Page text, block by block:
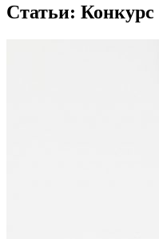
Статьи: Конкурс